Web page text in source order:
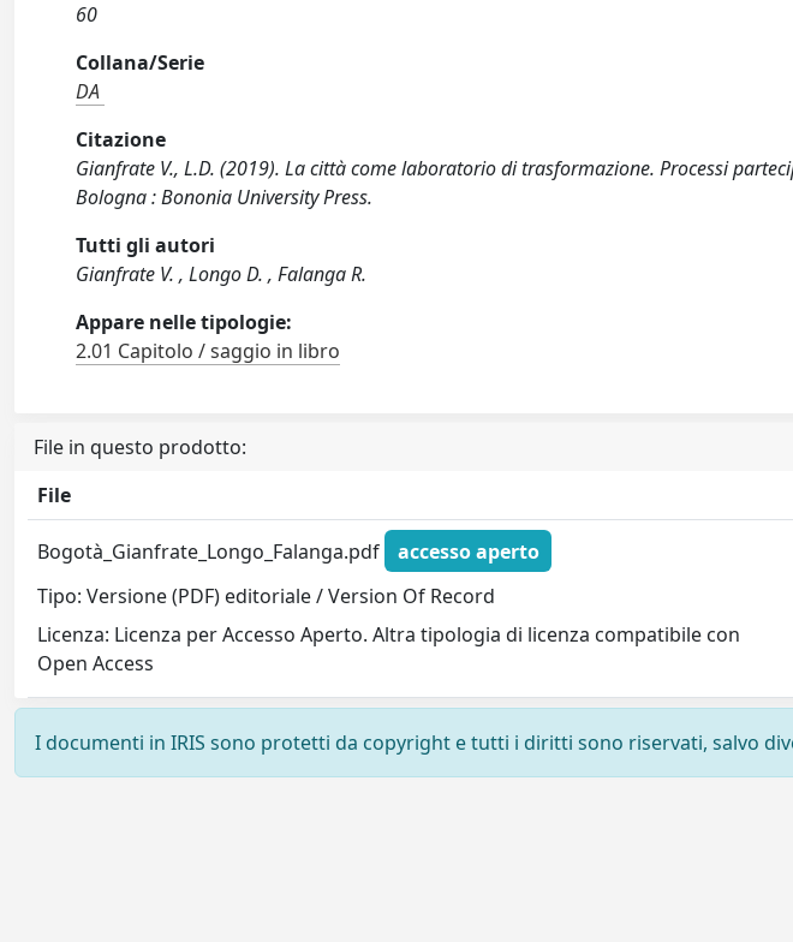
60
Collana/Serie
DA
Citazione
Gianfrate V., L.D. (2019). La città come laboratorio di trasformazione. Processi
Bologna : Bononia University Press.
Tutti gli autori
Gianfrate V. , Longo D. , Falanga R.
Appare nelle tipologie:
2.01 Capitolo / saggio in libro
File in questo prodotto:
File
Bogotà_Gianfrate_Longo_Falanga.pdf
accesso aperto
Tipo: Versione (PDF) editoriale / Version Of Record
Licenza: Licenza per Accesso Aperto. Altra tipologia di licenza compatibile con
Open Access
I documenti in IRIS sono protetti da copyright e tutti i diritti sono riservati, salvo